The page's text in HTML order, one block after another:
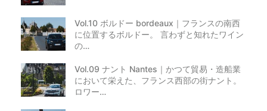
Vol.10 ボルドー bordeaux｜フランスの南西
に位置するボルドー。 言わずと知れたワイン
の…
Vol.09 ナント Nantes｜かつて貿易・造船業
において栄えた、フランス西部の街ナント。
ロワー…